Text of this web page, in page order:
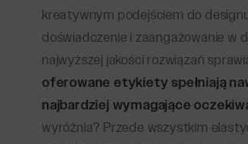
kreatywnym podejściem do
doświadczenie i zaangażowanie w
najwyższej jakości rozwiązań
oferowane etykiety spełniają
najbardziej wymagające
wyróżnia? Przede wszystkim